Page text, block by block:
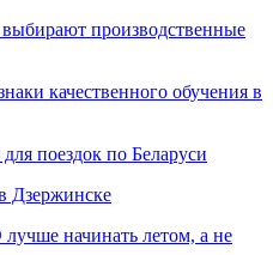
производственные
качественного обучения в
поездок по Беларуси
Дзержинске
начинать летом, а не